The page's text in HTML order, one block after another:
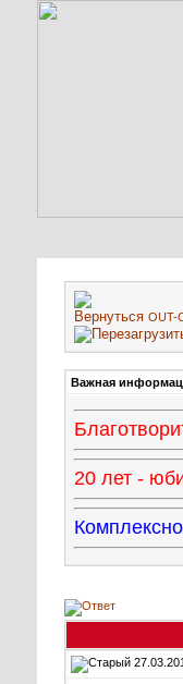
OUT-
Важная
20 лет -